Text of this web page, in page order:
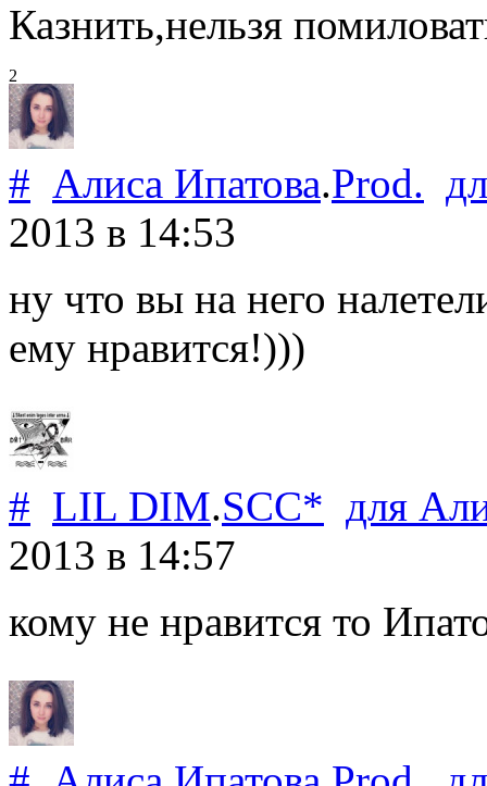
Казнить,нельзя
2
# Алиса Ипатова.Prod.
2013 в 14:53
ну что вы на него
ему нравится!)))
# LIL DIM.SCC* для
2013 в 14:57
кому не нравится то